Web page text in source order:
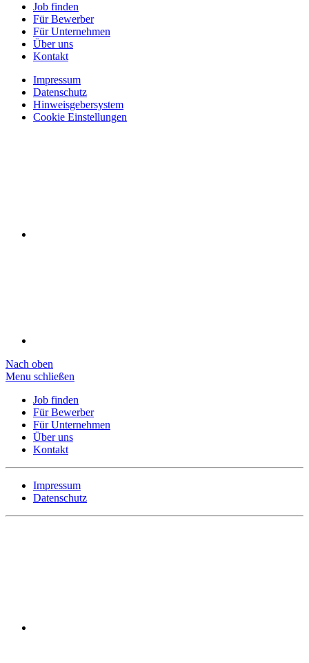
Job finden
Für Bewerber
Für Unternehmen
Über uns
Kontakt
Impressum
Datenschutz
Hinweisgebersystem
Cookie Einstellungen
Nach oben
Menu schließen
Job finden
Für Bewerber
Für Unternehmen
Über uns
Kontakt
Impressum
Datenschutz